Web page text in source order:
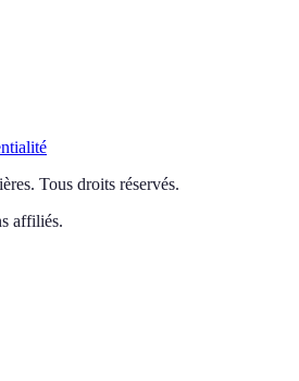
. Tous droits réservés.
affiliés.